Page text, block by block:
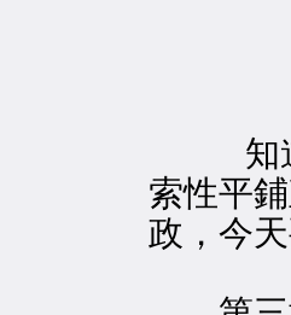
知道
索性平
政，今